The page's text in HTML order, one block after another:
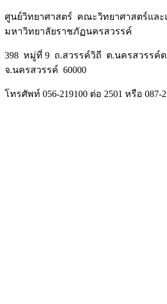
ศูนย์วิทยาศาสตร์ คณะวิทยาศาสตร์และ
มหาวิทยาลัยราชภัฏนครสวรรค์
398 หมู่ที่ 9 ถ.สวรรค์วิถี ต.นครสวรรค์ต
จ.นครสวรรค์ 60000
โทรศัพท์ 056-219100 ต่อ 2501 หรือ 087-